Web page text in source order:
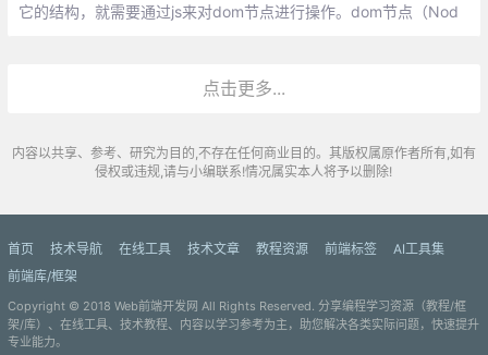
它的结构，就需要通过js来对dom节点进行操作。dom节点（Nod
点击更多...
内容以共享、参考、研究为目的,不存在任何商业目的。其版权属原作者所有,如有
侵权或违规,请与小编联系!情况属实本人将予以删除!
首页 技术导航 在线工具 技术文章 教程资源 前端标签
AI工具集
前端库/框架